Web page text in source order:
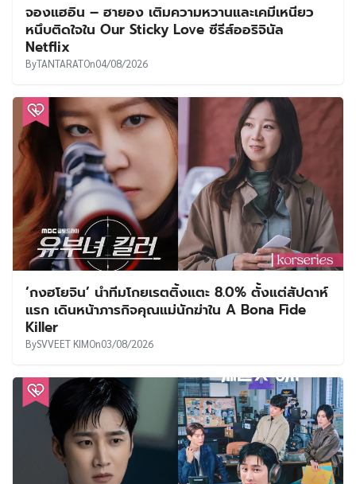
จองแฮอิน – ฮายอง เติมความหวานและเคมีเหนียว
หนึบติดใจใน Our Sticky Love ซีรีส์ออริจินัล
Netflix
ByTANTARATOn04/08/2026
‘กงฮโยจิน’ นำทีมโกยเรตติ้งแตะ 8.0% ตั้งแต่สัปดาห์
แรก เดินหน้าภารกิจคุณแม่นักฆ่าใน A Bona Fide
Killer
BySVVEET KIMOn03/08/2026